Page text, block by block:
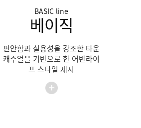
BASIC line
베이직
편안함과 실용성을 강조한 타운
캐주얼을 기반으로 한 어반라이
프 스타일 제시